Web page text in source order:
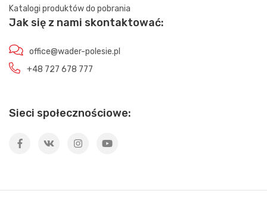
Katalogi produktów do pobrania
Jak się z nami skontaktować:
office@wader-polesie.pl
+48 727 678 777
Sieci społecznościowe: